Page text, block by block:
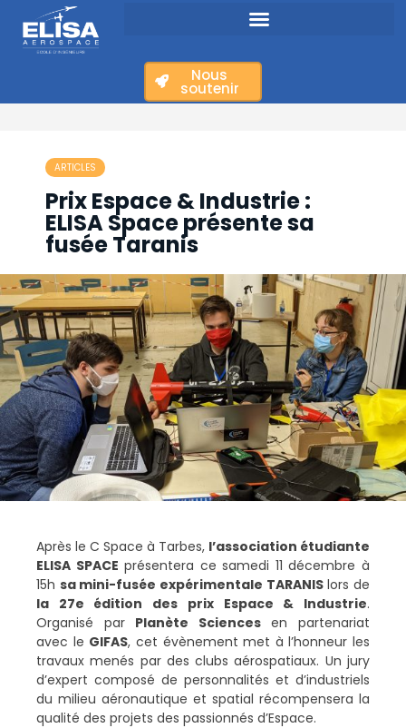
Nous
soutenir
ARTICLES
Prix Espace & Industrie :
ELISA Space présente sa
fusée Taranis
Après le C Space à Tarbes, l’association étudiante
ELISA SPACE présentera ce samedi 11 décembre à
15h sa mini-fusée expérimentale TARANISlors de
la 27e édition des prix Espace & Industrie.
Organisé par Planète Sciencesen partenariat
avec le GIFAS, cet évènement met à l’honneur les
travaux menés par des clubs aérospatiaux. Un jury
d’expert composé de personnalités et d’industriels
du milieu aéronautique et spatial récompensera la
qualité des projets des passionnés d’Espace.